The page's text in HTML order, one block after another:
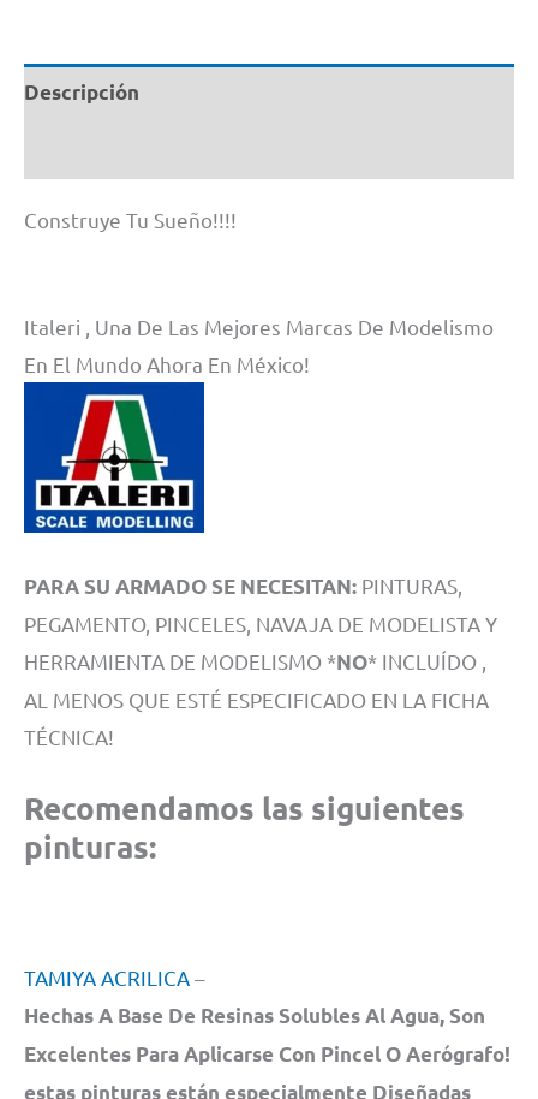
Descripción
Construye Tu Sueño!!!!
Italeri , Una De Las Mejores Marcas De Modelismo
En El Mundo Ahora En México!
PARA SU ARMADO SE NECESITAN: PINTURAS,
PEGAMENTO, PINCELES, NAVAJA DE MODELISTA Y
HERRAMIENTA DE MODELISMO *NO* INCLUÍDO ,
AL MENOS QUE ESTÉ ESPECIFICADO EN LA FICHA
TÉCNICA!
Recomendamos las siguientes
pinturas:
TAMIYA ACRILICA–
Hechas A Base De Resinas Solubles Al Agua, Son
Excelentes Para Aplicarse Con Pincel O Aerógrafo!
estas pinturas están especialmente Diseñadas